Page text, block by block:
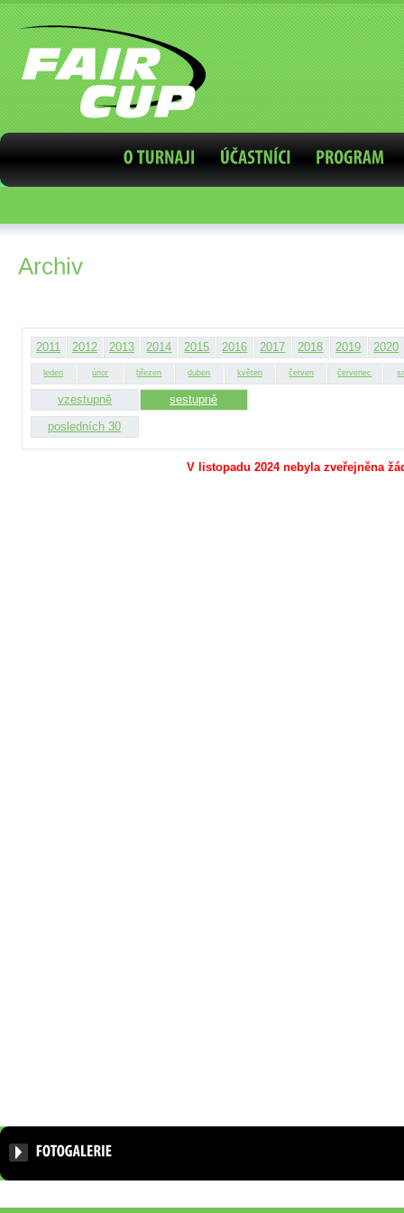
Archiv
2011 2012 2013 2014 2015 2016 2017 2018 2019 2020
leden únor březen duben květen červen červenec
vzestupně
sestupně
posledních 30
V listopadu 2024 nebyla zveřejněna